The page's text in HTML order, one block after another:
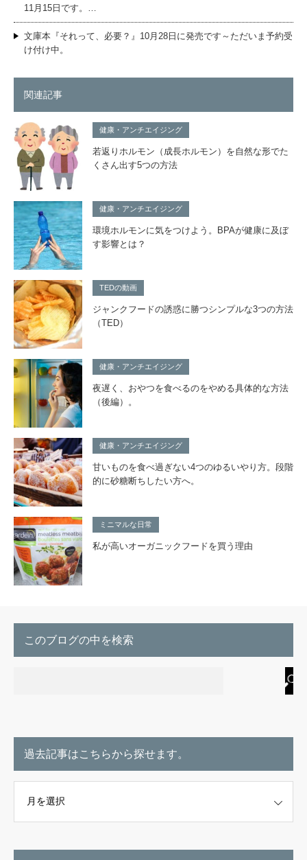
11月15日です。…
文庫本『それって、必要？』10月28日に発売です～ただいま予約受
け付け中。
関連記事
健康・アンチエイジング
若返りホルモン（成長ホルモン）を自然な形でた
くさん出す5つの方法
健康・アンチエイジング
環境ホルモンに気をつけよう。BPAが健康に及ぼ
す影響とは？
TEDの動画
ジャンクフードの誘惑に勝つシンプルな3つの方法
（TED）
健康・アンチエイジング
夜遅く、おやつを食べるのをやめる具体的な方法
（後編）。
健康・アンチエイジング
甘いものを食べ過ぎない4つのゆるいやり方。段階
的に砂糖断ちしたい方へ。
ミニマルな日常
私が高いオーガニックフードを買う理由
このブログの中を検索
過去記事はこちらから探せます。
ちらから探せます。